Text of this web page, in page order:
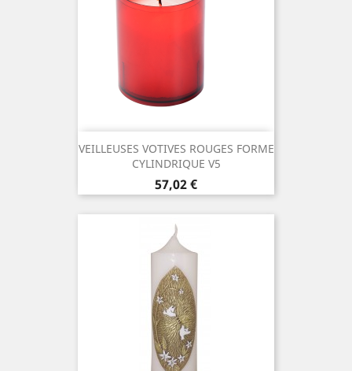
VEILLEUSES VOTIVES ROUGES FORME
CYLINDRIQUE V5
Prix
57,02 €